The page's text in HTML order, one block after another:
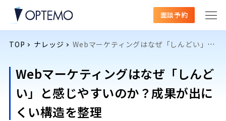
面談予約
TOP ナレッジ Webマーケティングはなぜ「しんどい」と感じやすいのか？成果が出にくい構造を整理
Webマーケティングはなぜ「しんど
い」と感じやすいのか？成果が出に
くい構造を整理